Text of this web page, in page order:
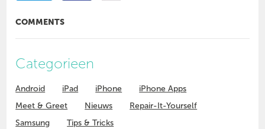
COMMENTS
Categorieen
Android iPad iPhone
iPhone Apps
Meet & Greet
Nieuws
Repair-It-Yourself
Samsung
Tips & Tricks